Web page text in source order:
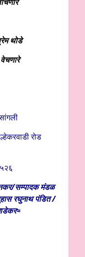
थोडे
रोड
सम्पादक मंडळ
रघुनाथ पंडित /